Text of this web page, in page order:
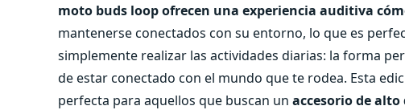
moto buds loop ofrecen una experiencia auditiva
mantenerse conectados con su entorno, lo que es
simplemente realizar las actividades diarias: la forma
de estar conectado con el mundo que te rodea. Esta
perfecta para aquellos que buscan un accesorio de